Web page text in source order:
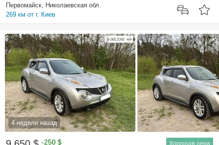
Первомайск, Николаевская обл.
269 км от г. Киев
4 недели назад
-250 $ Хорошая цена